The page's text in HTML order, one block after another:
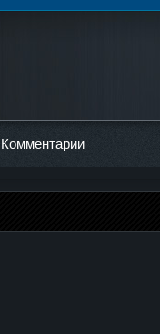
Комментарии